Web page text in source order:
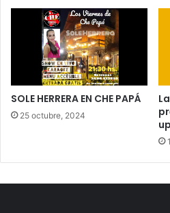
SOLE HERRERA EN CHE PAPÁ
25 octubre, 2024